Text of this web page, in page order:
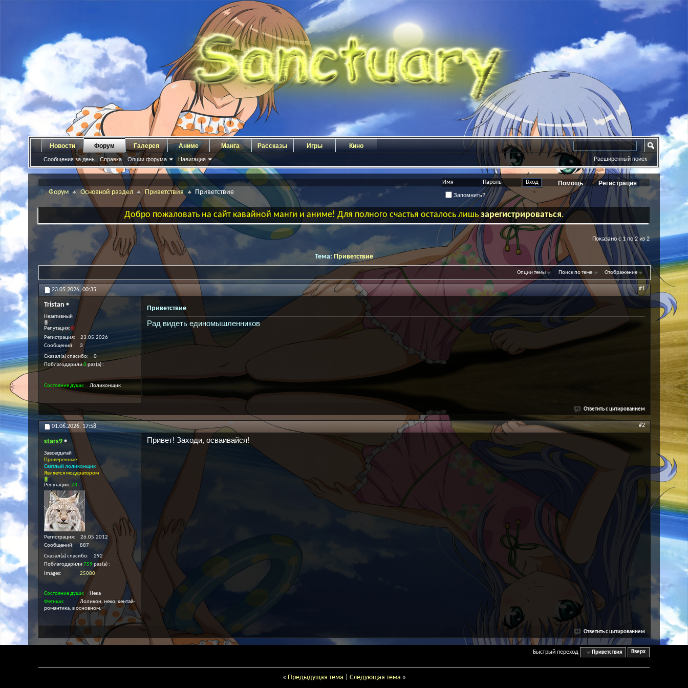
Регистрация
Помощь
Запомнить?
Новости Форум
Сообщения за день Справка Опции форума Навигация
Галерея Аниме Манга Рассказы Игры Кино
Расширенный поиск
Форум Основной раздел Приветствия Приветствие
Добро пожаловать на сайт кавайной манги и аниме! Для полного счастья осталось лишьзарегистрироваться.
Показано с 1 по 2 из 2
Тема: Приветствие
Опции темы Поиск по теме Отображение
23.05.2026,00:35 #1
Tristan
Неактивный
Репутация: 0
Регистрация
23.05.2026
Сообщений
3
Сказал(а) спасибо
0
Поблагодарили0раз(а)
Состояние души Лоликонщик
Приветствие
Рад видеть единомышленников
Ответить с цитированием
01.06.2026, 17:58 #2
stars9
Завсегдатай
Проверенные
Светлый лоликонщик
Является модератором
Репутация: 73
Регистрация
26.05.2012
Сообщений
887
Сказал(а) спасибо
292
Поблагодарили759раз(а)
Images
25080
Состояние души
Нека
Фетиши
Лоликон, неко, хентай-
романтика, в основном.
Привет! Заходи, осваивайся!
Ответить с цитированием
Быстрый переход Приветствия Вверх
« Предыдущая тема Следующая тема »